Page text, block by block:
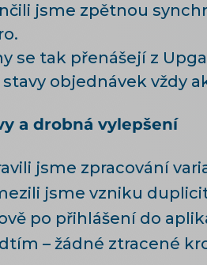
jsme zpětnou
se tak přenášejí z
objednávek vždy
a drobná vylepšení
jsme zpracování
jsme vzniku
po přihlášení do
– žádné ztracené